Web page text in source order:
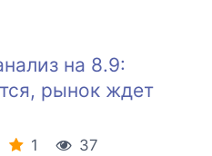
на 8.9:
рынок ждет
1
37